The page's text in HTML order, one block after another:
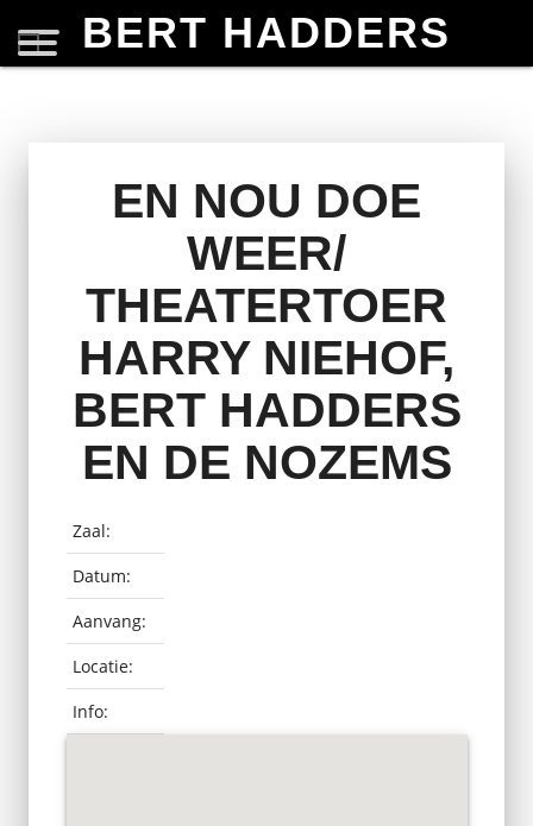
BERT HADDERS
EN NOU DOE
WEER/
THEATERTOER
HARRY NIEHOF,
BERT HADDERS
EN DE NOZEMS
Zaal:
Datum:
Aanvang:
Locatie:
Info: